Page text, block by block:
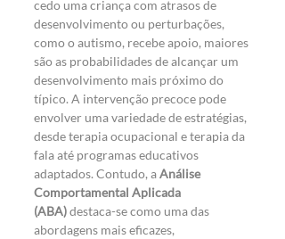
cedo uma criança com atrasos de
desenvolvimento ou perturbações,
como o autismo, recebe apoio, maiores
são as probabilidades de alcançar um
desenvolvimento mais próximo do
típico. A intervenção precoce pode
envolver uma variedade de estratégias,
desde terapia ocupacional e terapia da
fala até programas educativos
adaptados. Contudo, a Análise
Comportamental Aplicada
(ABA) destaca-se como uma das
abordagens mais eficazes,